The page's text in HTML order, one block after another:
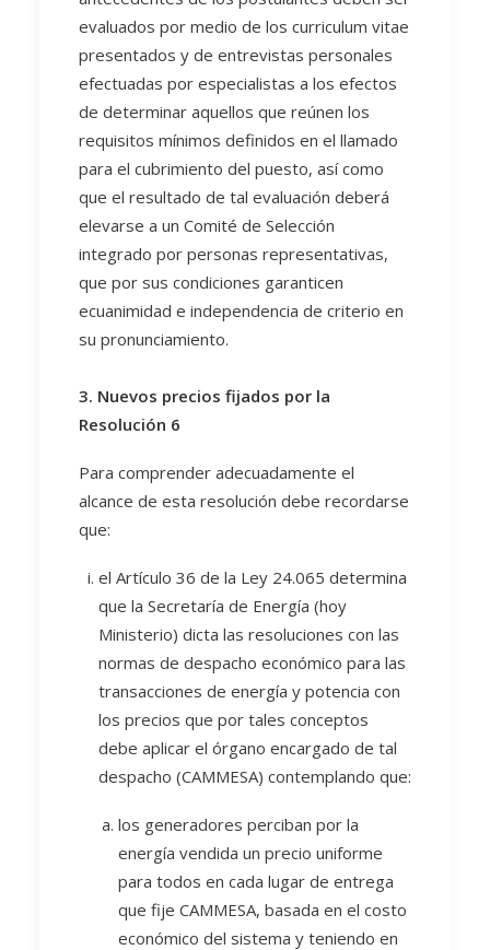
evaluados por medio de los curriculum vitae
presentados y de entrevistas personales
efectuadas por especialistas a los efectos
de determinar aquellos que reúnen los
requisitos mínimos definidos en el llamado
para el cubrimiento del puesto, así como
que el resultado de tal evaluación deberá
elevarse a un Comité de Selección
integrado por personas representativas,
que por sus condiciones garanticen
ecuanimidad e independencia de criterio en
su pronunciamiento.
3. Nuevos precios fijados por la
Resolución 6
Para comprender adecuadamente el
alcance de esta resolución debe recordarse
que:
el Artículo 36 de la Ley 24.065 determina
que la Secretaría de Energía (hoy
Ministerio) dicta las resoluciones con las
normas de despacho económico para las
transacciones de energía y potencia con
los precios que por tales conceptos
debe aplicar el órgano encargado de tal
despacho (CAMMESA) contemplando que:
los generadores perciban por la
energía vendida un precio uniforme
para todos en cada lugar de entrega
que fije CAMMESA, basada en el costo
económico del sistema y teniendo en